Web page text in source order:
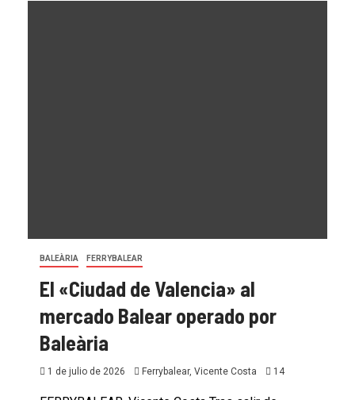
BALEÀRIA FERRYBALEAR
El «Ciudad de Valencia» al
mercado Balear operado por
Baleària
1 de julio de 2026 Ferrybalear, Vicente Costa 14